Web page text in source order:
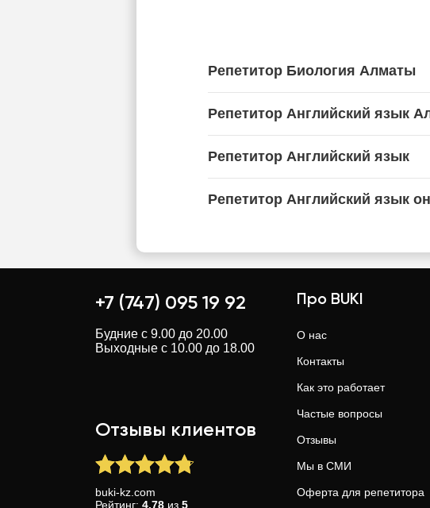
Репетитор Биология Алматы
Репетитор Английский язык
Репетитор Английский язык
Репетитор Английский язык
+7 (747) 095 19 92
Будние с 9.00 до 20.00
Выходные с 10.00 до 18.00
Отзывы клиентов
buki-kz.com
Рейтинг: 4.78 из 5
Про BUKI
О нас
Контакты
Как это работает
Частые вопросы
Отзывы
Мы в СМИ
Оферта для репетитора